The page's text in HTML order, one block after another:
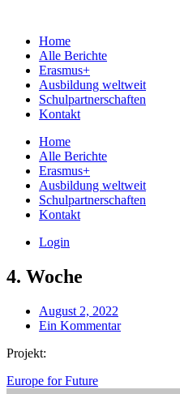
Home
Alle Berichte
Erasmus+
Ausbildung weltweit
Schulpartnerschaften
Kontakt
Home
Alle Berichte
Erasmus+
Ausbildung weltweit
Schulpartnerschaften
Kontakt
Login
4. Woche
August 2, 2022
Ein Kommentar
Projekt:
Europe for Future